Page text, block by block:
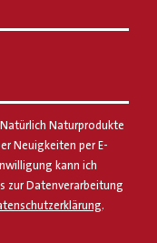
Naturprodukte
Neuigkeiten per E-
kann ich
zur Datenverarbeitung
.